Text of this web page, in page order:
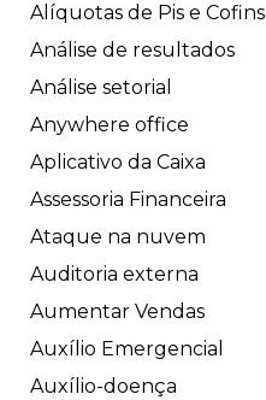
Alíquotas de Pis e Cofins
Análise de resultados
Análise setorial
Anywhere office
Aplicativo da Caixa
Assessoria Financeira
Ataque na nuvem
Auditoria externa
Aumentar Vendas
Auxílio Emergencial
Auxílio-doença